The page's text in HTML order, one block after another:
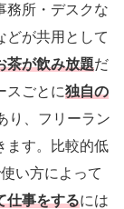
務所・デスクな
どが共用として
茶が飲み放題だ
スごとに独自の
り、フリーラン
ます。比較的低
い方によって
仕事をするには